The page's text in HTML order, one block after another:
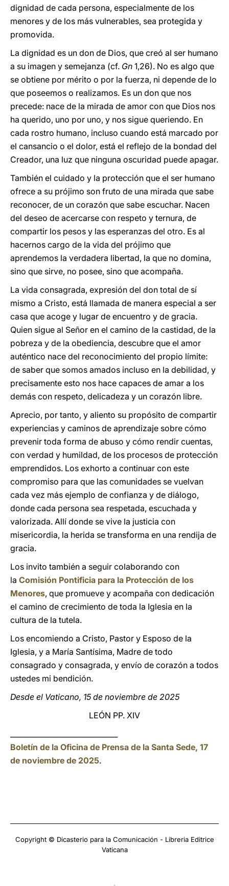
dignidad de cada persona, especialmente de los
menores y de los más vulnerables, sea protegida y
promovida.
La dignidad es un don de Dios, que creó al ser humano
a su imagen y semejanza (cf. Gn 1,26). No es algo que
se obtiene por mérito o por la fuerza, ni depende de lo
que poseemos o realizamos. Es un don que nos
precede: nace de la mirada de amor con que Dios nos
ha querido, uno por uno, y nos sigue queriendo. En
cada rostro humano, incluso cuando está marcado por
el cansancio o el dolor, está el reflejo de la bondad del
Creador, una luz que ninguna oscuridad puede apagar.
También el cuidado y la protección que el ser humano
ofrece a su prójimo son fruto de una mirada que sabe
reconocer, de un corazón que sabe escuchar. Nacen
del deseo de acercarse con respeto y ternura, de
compartir los pesos y las esperanzas del otro. Es al
hacernos cargo de la vida del prójimo que
aprendemos la verdadera libertad, la que no domina,
sino que sirve, no posee, sino que acompaña.
La vida consagrada, expresión del don total de sí
mismo a Cristo, está llamada de manera especial a ser
casa que acoge y lugar de encuentro y de gracia.
Quien sigue al Señor en el camino de la castidad, de la
pobreza y de la obediencia, descubre que el amor
auténtico nace del reconocimiento del propio límite:
de saber que somos amados incluso en la debilidad, y
precisamente esto nos hace capaces de amar a los
demás con respeto, delicadeza y un corazón libre.
Aprecio, por tanto, y aliento su propósito de compartir
experiencias y caminos de aprendizaje sobre cómo
prevenir toda forma de abuso y cómo rendir cuentas,
con verdad y humildad, de los procesos de protección
emprendidos. Los exhorto a continuar con este
compromiso para que las comunidades se vuelvan
cada vez más ejemplo de confianza y de diálogo,
donde cada persona sea respetada, escuchada y
valorizada. Allí donde se vive la justicia con
misericordia, la herida se transforma en una rendija de
gracia.
Los invito también a seguir colaborando con
la Comisión Pontificia para la Protección de los
Menores, que promueve y acompaña con dedicación
el camino de crecimiento de toda la Iglesia en la
cultura de la tutela.
Los encomiendo a Cristo, Pastor y Esposo de la
Iglesia, y a María Santísima, Madre de todo
consagrado y consagrada, y envío de corazón a todos
ustedes mi bendición.
Desde el Vaticano, 15 de noviembre de 2025
LEÓN PP. XIV
Boletín de la Oficina de Prensa de la Santa Sede, 17
de noviembre de 2025.
Copyright © Dicasterio para la Comunicación - Libreria Editrice
Vaticana